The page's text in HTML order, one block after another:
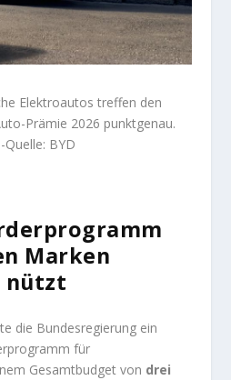
Elektroautos treffen den
Prämie 2026 punktgenau.
Quelle: BYD
Marken
die Bundesregierung ein
für
Gesamtbudget von drei